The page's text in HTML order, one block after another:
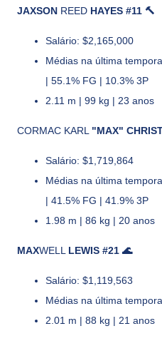
JAXSON REED HAYES #11 🔨
Salário: $2,165,000
Médias na última
| 55.1% FG | 10.3% 3P
2.11 m | 99 kg | 23 anos
CORMAC KARL "MAX"
Salário: $1,719,864
Médias na última
| 41.5% FG | 41.9% 3P
1.98 m | 86 kg | 20 anos
MAXWELL LEWIS #21 🌊
Salário: $1,119,563
Médias na última
2.01 m | 88 kg | 21 anos